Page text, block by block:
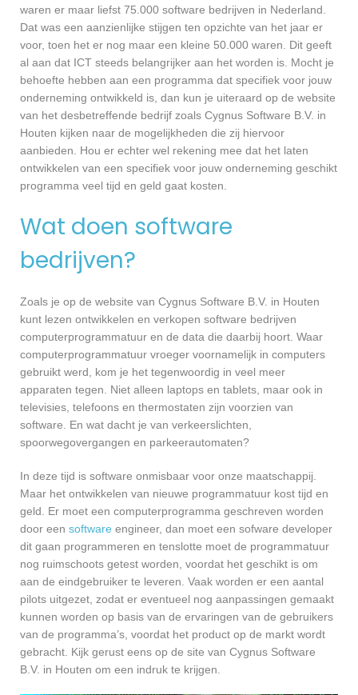
waren er maar liefst 75.000 software bedrijven in Nederland.
Dat was een aanzienlijke stijgen ten opzichte van het jaar er
voor, toen het er nog maar een kleine 50.000 waren. Dit geeft
al aan dat ICT steeds belangrijker aan het worden is. Mocht je
behoefte hebben aan een programma dat specifiek voor jouw
onderneming ontwikkeld is, dan kun je uiteraard op de website
van het desbetreffende bedrijf zoals Cygnus Software B.V. in
Houten kijken naar de mogelijkheden die zij hiervoor
aanbieden. Hou er echter wel rekening mee dat het laten
ontwikkelen van een specifiek voor jouw onderneming geschikt
programma veel tijd en geld gaat kosten.
Wat doen software
bedrijven?
Zoals je op de website van Cygnus Software B.V. in Houten
kunt lezen ontwikkelen en verkopen software bedrijven
computerprogrammatuur en de data die daarbij hoort. Waar
computerprogrammatuur vroeger voornamelijk in computers
gebruikt werd, kom je het tegenwoordig in veel meer
apparaten tegen. Niet alleen laptops en tablets, maar ook in
televisies, telefoons en thermostaten zijn voorzien van
software. En wat dacht je van verkeerslichten,
spoorwegovergangen en parkeerautomaten?
In deze tijd is software onmisbaar voor onze maatschappij.
Maar het ontwikkelen van nieuwe programmatuur kost tijd en
geld. Er moet een computerprogramma geschreven worden
door een software engineer, dan moet een sofware developer
dit gaan programmeren en tenslotte moet de programmatuur
nog ruimschoots getest worden, voordat het geschikt is om
aan de eindgebruiker te leveren. Vaak worden er een aantal
pilots uitgezet, zodat er eventueel nog aanpassingen gemaakt
kunnen worden op basis van de ervaringen van de gebruikers
van de programma’s, voordat het product op de markt wordt
gebracht. Kijk gerust eens op de site van Cygnus Software
B.V. in Houten om een indruk te krijgen.